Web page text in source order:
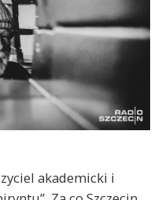
akademicki i